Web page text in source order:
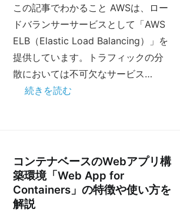
この記事でわかること AWSは、ロー
ドバランサーサービスとして「AWS
ELB（Elastic Load Balancing）」を
提供しています。トラフィックの分
散においては不可欠なサービス…
続きを読む
コンテナベースのWebアプリ構
築環境「Web App for
Containers」の特徴や使い方を
解説